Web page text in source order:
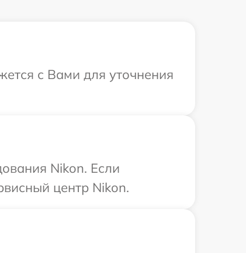
с Вами для уточнения
Nikon. Если
центр Nikon.